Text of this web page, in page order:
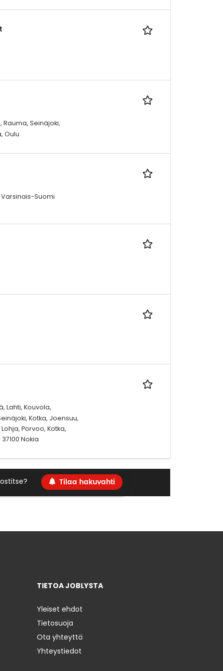
Rauma, Seinäjoki,
Oulu
Varsinais-Suomi
Lahti, Kouvola,
Kotka, Joensuu,
Porvoo, Kotka,
Nokia
Tilaa hakuvahti
TIETOA JOBLYSTA
Yleiset ehdot
Tietosuoja
Ota yhteyttä
Yhteystiedot